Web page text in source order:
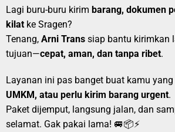
Lagi buru-buru kirim barang, dokumen
kilat ke Sragen?
Tenang, Arni Trans siap bantu kirimkan
tujuan—cepat, aman, dan tanpa ribet.
Layanan ini pas banget buat kamu yang
UMKM, atau perlu kirim barang urgent.
Paket dijemput, langsung jalan, dan
selamat. Gak pakai lama! 🚐📦⚡